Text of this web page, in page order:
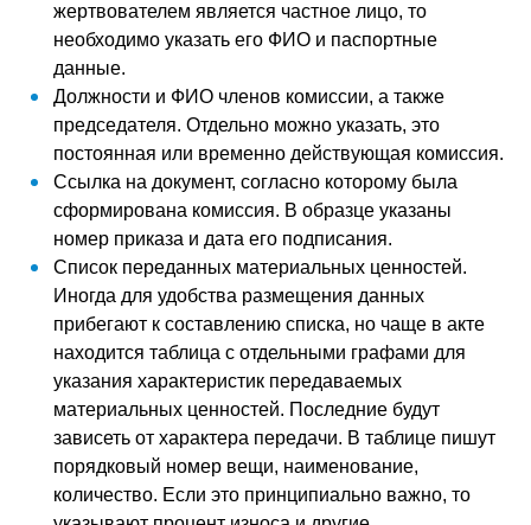
жертвователем является частное лицо, то
необходимо указать его ФИО и паспортные
данные.
Должности и ФИО членов комиссии, а также
председателя. Отдельно можно указать, это
постоянная или временно действующая комиссия.
Ссылка на документ, согласно которому была
сформирована комиссия. В образце указаны
номер приказа и дата его подписания.
Список переданных материальных ценностей.
Иногда для удобства размещения данных
прибегают к составлению списка, но чаще в акте
находится таблица с отдельными графами для
указания характеристик передаваемых
материальных ценностей. Последние будут
зависеть от характера передачи. В таблице пишут
порядковый номер вещи, наименование,
количество. Если это принципиально важно, то